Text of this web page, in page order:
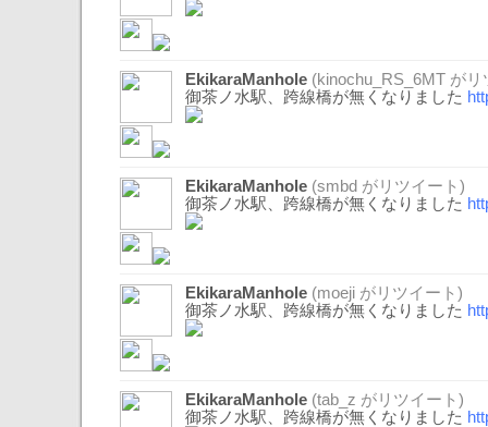
EkikaraManhole (kinochu_RS_6MT がリ
御茶ノ水駅、跨線橋が無くなりました
EkikaraManhole (smbd がリツイート)
御茶ノ水駅、跨線橋が無くなりました
EkikaraManhole (moeji がリツイート)
御茶ノ水駅、跨線橋が無くなりました
EkikaraManhole (tab_z がリツイート)
御茶ノ水駅、跨線橋が無くなりました